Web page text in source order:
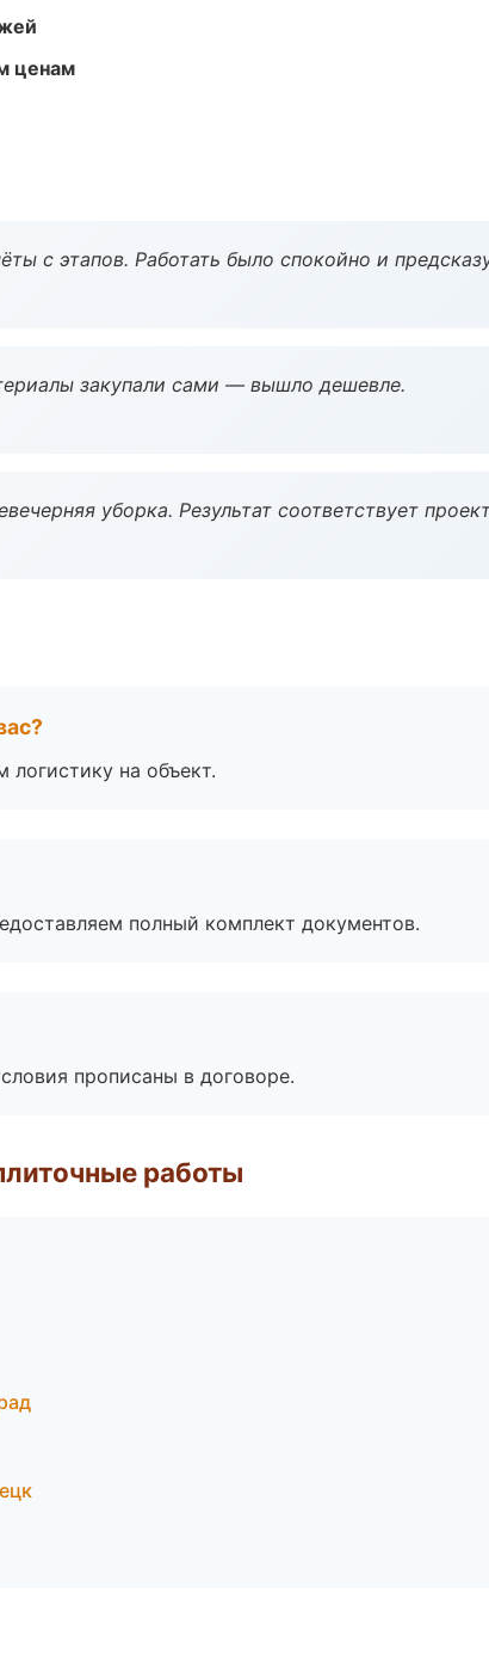
ценам
с этапов. Работать было спокойно и
закупали сами — вышло дешевле.
уборка. Результат соответствует
на объект.
полный комплект документов.
прописаны в договоре.
работы